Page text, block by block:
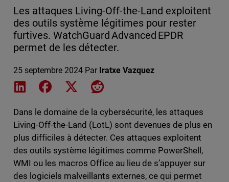
Les attaques Living-Off-the-Land exploitent
des outils système légitimes pour rester
furtives. WatchGuard Advanced EPDR
permet de les détecter.
25 septembre 2024 Par Iratxe Vazquez
Share on LinkedIn
Share on Facebook
Share on XShare on Reddit
Dans le domaine de la cybersécurité, les attaques
Living-Off-the-Land (LotL) sont devenues de plus en
plus difficiles à détecter. Ces attaques exploitent
des outils système légitimes comme PowerShell,
WMI ou les macros Office au lieu de s’appuyer sur
des logiciels malveillants externes, ce qui permet